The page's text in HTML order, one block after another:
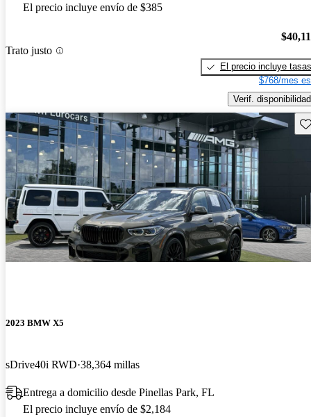
El precio incluye envío de $385
Trato justo
El precio incluye tasas
$768/mes
Verif. disponibilidad
2023 BMW X5
sDrive40i RWD 38,364 millas
Entrega a domicilio desde Pinellas Park, FL
El precio incluye envío de $2,184